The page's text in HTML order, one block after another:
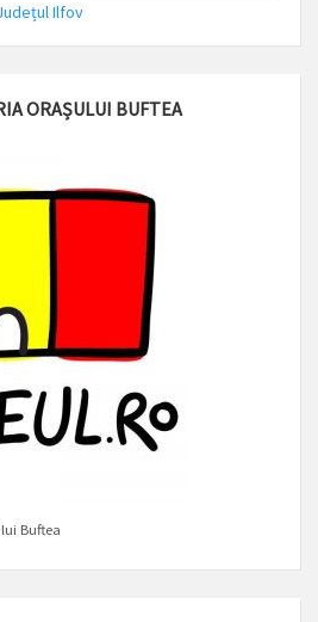
Ilfov
ORAȘULUI BUFTEA
Buftea